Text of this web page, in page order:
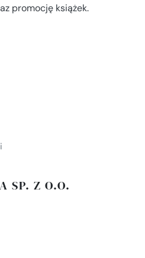
promocję książek.
SP. Z O.O.